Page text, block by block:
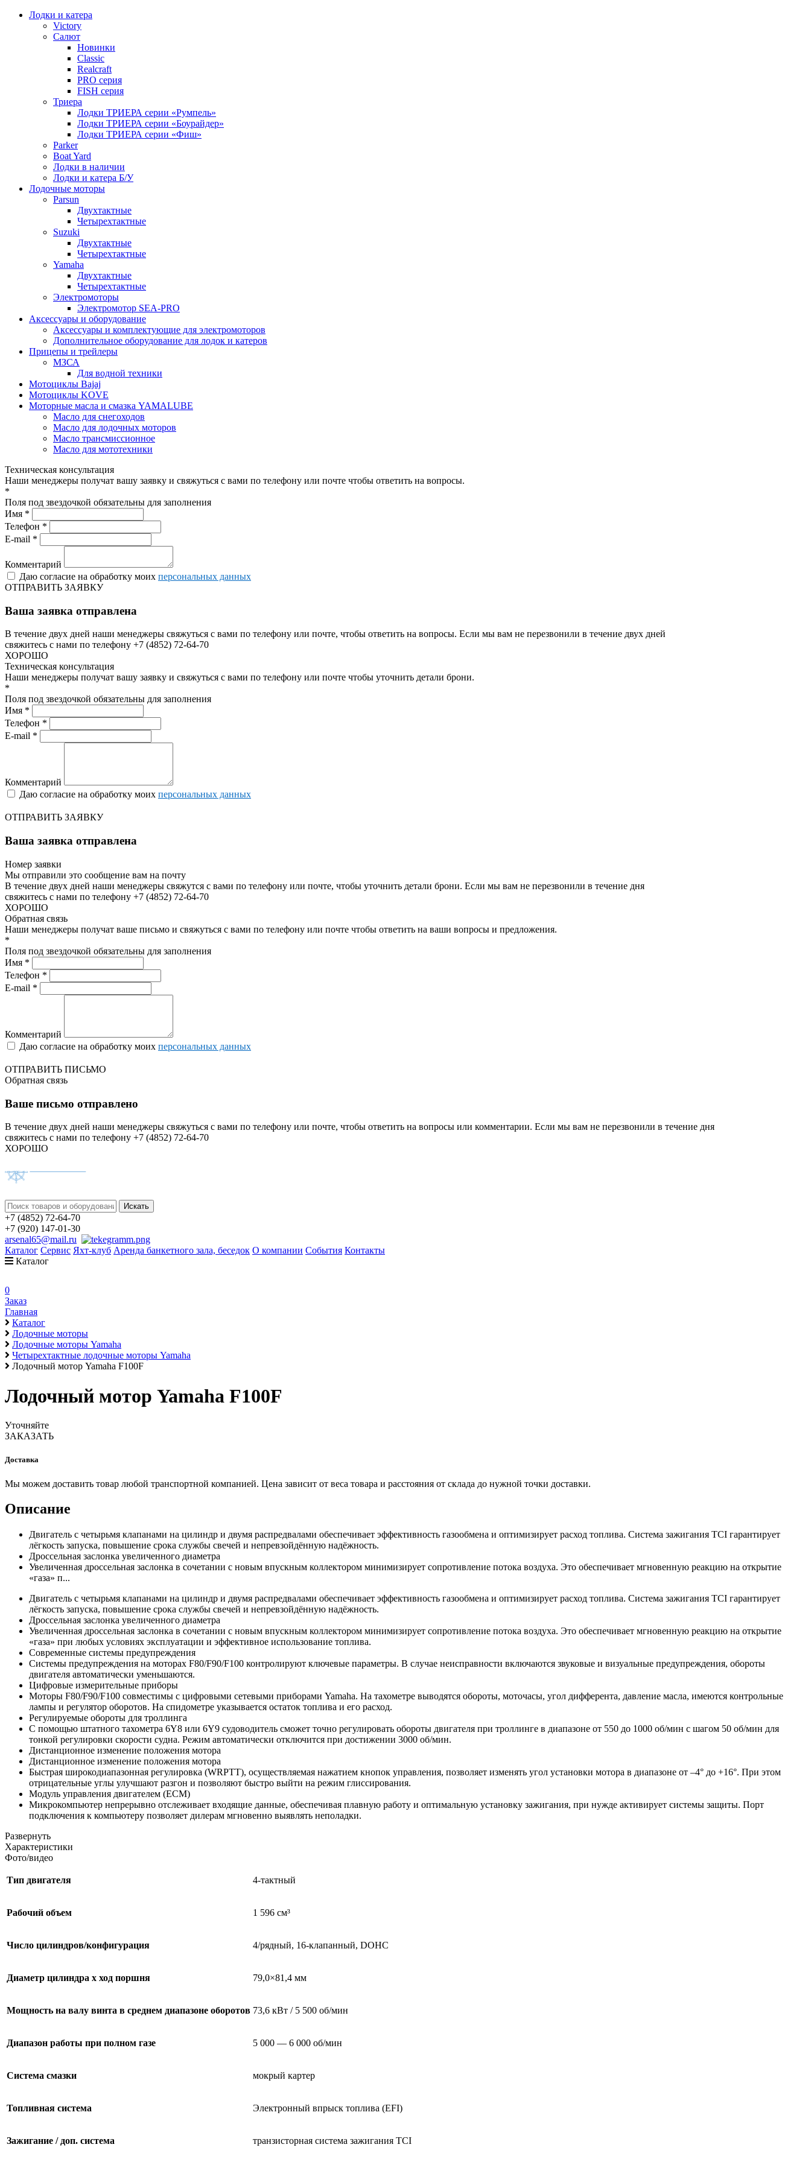
Лодки и катера
Victory
Салют
Новинки
Classic
Realcraft
PRO серия
FISH серия
Триера
Лодки ТРИЕРА серии «Румпель»
Лодки ТРИЕРА серии «Боурайдер»
Лодки ТРИЕРА серии «Фиш»
Parker
Boat Yard
Лодки в наличии
Лодки и катера Б/У
Лодочные моторы
Parsun
Двухтактные
Четырехтактные
Suzuki
Двухтактные
Четырехтактные
Yamaha
Двухтактные
Четырехтактные
Электромоторы
Электромотор SEA-PRO
Аксессуары и оборудование
Аксессуары и комплектующие для электромоторов
Дополнительное оборудование для лодок и катеров
Прицепы и трейлеры
МЗСА
Для водной техники
Мотоциклы Bajaj
Мотоциклы KOVE
Моторные масла и смазка YAMALUBE
Масло для снегоходов
Масло для лодочных моторов
Масло трансмиссионное
Масло для мототехники
Техническая консультация
Наши менеджеры получат вашу заявку и свяжуться с вами по телефону или почте чтобы ответить на вопросы.
*
Поля под звездочкой обязательны для заполнения
Имя *
Телефон *
E-mail *
Комментарий
Даю согласие на обработку моих персональных данных
ОТПРАВИТЬ ЗАЯВКУ
Ваша заявка отправлена
В течение двух дней наши менеджеры свяжуться с вами по телефону или почте, чтобы ответить на вопросы. Если мы вам не перезвонили в течение двух дней
свяжитесь с нами по телефону +7 (4852) 72-64-70
ХОРОШО
Техническая консультация
Наши менеджеры получат вашу заявку и свяжуться с вами по телефону или почте чтобы уточнить детали брони.
*
Поля под звездочкой обязательны для заполнения
Имя *
Телефон *
E-mail *
Комментарий
Даю согласие на обработку моих персональных данных
ОТПРАВИТЬ ЗАЯВКУ
Ваша заявка отправлена
Номер заявки
Мы отправили это сообщение вам на почту
В течение двух дней наши менеджеры свяжутся с вами по телефону или почте, чтобы уточнить детали брони. Если мы вам не перезвонили в течение дня
свяжитесь с нами по телефону +7 (4852) 72-64-70
ХОРОШО
Обратная связь
Наши менеджеры получат ваше письмо и свяжуться с вами по телефону или почте чтобы ответить на ваши вопросы и предложения.
*
Поля под звездочкой обязательны для заполнения
Имя *
Телефон *
E-mail *
Комментарий
Даю согласие на обработку моих персональных данных
ОТПРАВИТЬ ПИСЬМО
Обратная связь
Ваше письмо отправлено
В течение двух дней наши менеджеры свяжуться с вами по телефону или почте, чтобы ответить на вопросы или комментарии. Если мы вам не перезвонили в течение дня
свяжитесь с нами по телефону +7 (4852) 72-64-70
ХОРОШО
+7 (4852) 72-64-70
+7 (920) 147-01-30
arsenal65@mail.ru
Каталог Сервис Яхт-клуб Аренда банкетного зала, беседок О компании События Контакты
Каталог
0
Заказ
Главная
Каталог
Лодочные моторы
Лодочные моторы Yamaha
Четырехтактные лодочные моторы Yamaha
Лодочный мотор Yamaha F100F
Лодочный мотор Yamaha F100F
Уточняйте
ЗАКАЗАТЬ
Доставка
Мы можем доставить товар любой транспортной компанией. Цена зависит от веса товара и расстояния от склада до нужной точки доставки.
Описание
Двигатель с четырьмя клапанами на цилиндр и двумя распредвалами обеспечивает эффективность газообмена и оптимизирует расход топлива. Система зажигания TCI гарантирует
лёгкость запуска, повышение срока службы свечей и непревзойдённую надёжность.
Дроссельная заслонка увеличенного диаметра
Увеличенная дроссельная заслонка в сочетании с новым впускным коллектором минимизирует сопротивление потока воздуха. Это обеспечивает мгновенную реакцию на открытие
«газа» п...
Двигатель с четырьмя клапанами на цилиндр и двумя распредвалами обеспечивает эффективность газообмена и оптимизирует расход топлива. Система зажигания TCI гарантирует
лёгкость запуска, повышение срока службы свечей и непревзойдённую надёжность.
Дроссельная заслонка увеличенного диаметра
Увеличенная дроссельная заслонка в сочетании с новым впускным коллектором минимизирует сопротивление потока воздуха. Это обеспечивает мгновенную реакцию на открытие
«газа» при любых условиях эксплуатации и эффективное использование топлива.
Современные системы предупреждения
Системы предупреждения на моторах F80/F90/F100 контролируют ключевые параметры. В случае неисправности включаются звуковые и визуальные предупреждения, обороты
двигателя автоматически уменьшаются.
Цифровые измерительные приборы
Моторы F80/F90/F100 совместимы с цифровыми сетевыми приборами Yamaha. На тахометре выводятся обороты, моточасы, угол дифферента, давление масла, имеются контрольные
лампы и регулятор оборотов. На спидометре указывается остаток топлива и его расход.
Регулируемые обороты для троллинга
С помощью штатного тахометра 6Y8 или 6Y9 судоводитель сможет точно регулировать обороты двигателя при троллинге в диапазоне от 550 до 1000 об/мин с шагом 50 об/мин для
тонкой регулировки скорости судна. Режим автоматически отключится при достижении 3000 об/мин.
Дистанционное изменение положения мотора
Дистанционное изменение положения мотора
Быстрая широкодиапазонная регулировка (WRPTT), осуществляемая нажатием кнопок управления, позволяет изменять угол установки мотора в диапазоне от –4° до +16°. При этом
отрицательные углы улучшают разгон и позволяют быстро выйти на режим глиссирования.
Модуль управления двигателем (ECM)
Микрокомпьютер непрерывно отслеживает входящие данные, обеспечивая плавную работу и оптимальную установку зажигания, при нужде активирует системы защиты. Порт
подключения к компьютеру позволяет дилерам мгновенно выявлять неполадки.
Развернуть
Характеристики
Фото/видео
Тип двигателя 4-тактный
Рабочий объем 1 596 см³
Число цилиндров/конфигурация 4/рядный, 16-клапанный, DOHC
Диаметр цилиндра x ход поршня 79,0×81,4 мм
Мощность на валу винта в среднем диапазоне оборотов 73,6 кВт / 5 500 об/мин
Диапазон работы при полном газе 5 000 — 6 000 об/мин
Система смазки мокрый картер
Топливная система Электронный впрыск топлива (EFI)
Зажигание / доп. система транзисторная система зажигания TCI